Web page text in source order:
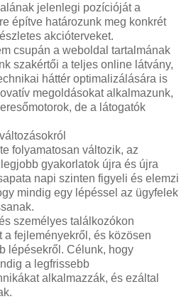
jelenlegi pozícióját a
építve határozunk meg konkrét
akcióterveket.
csupán a weboldal tartalmának
szakértői a teljes online látvány,
háttér optimalizálására is
megoldásokat alkalmazunk,
de a látogatók
folyamatosan változik, az
gyakorlatok újra és újra
napi szinten figyeli és elemzi
mindig egy lépéssel az ügyfelek
személyes találkozókon
fejleményekről, és közösen
lépésekről. Célunk, hogy
a legfrissebb
alkalmazzák, és ezáltal